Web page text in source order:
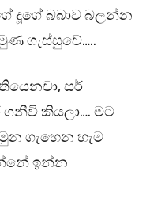
දූගේ බබාව බලන්න
ගැස්සුවේ…..
සර්
කියලා…. මට
ගැහෙන හැම
ඉන්න